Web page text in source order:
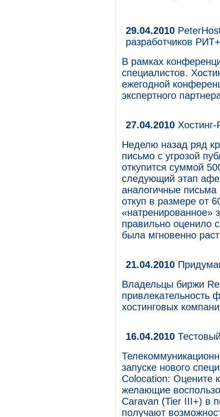
29.04.2010
разработчиков
В рамках
специалистов.
ежегодной
экспертного
27.04.2010
Неделю назад ряд
письмо с угрозой
откупится суммой
следующий этап
аналогичные
откуп в размере от
«натренированное»
правильно оценило
была мгновенно
21.04.2010
Владельцы биржи
привлекательность
хостинговых
16.04.2010
запуске нового
Colocation: Оцените
желающие
Caravan (Tier III+) в
получают